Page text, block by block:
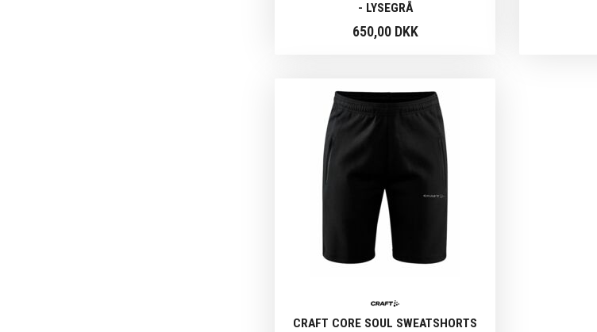
- LYSEGRÅ
650,00 DKK
CRAFT CORE SOUL SWEATSHORTS